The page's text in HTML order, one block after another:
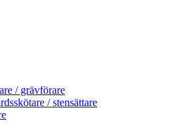
/ grävförare
/ stensättare